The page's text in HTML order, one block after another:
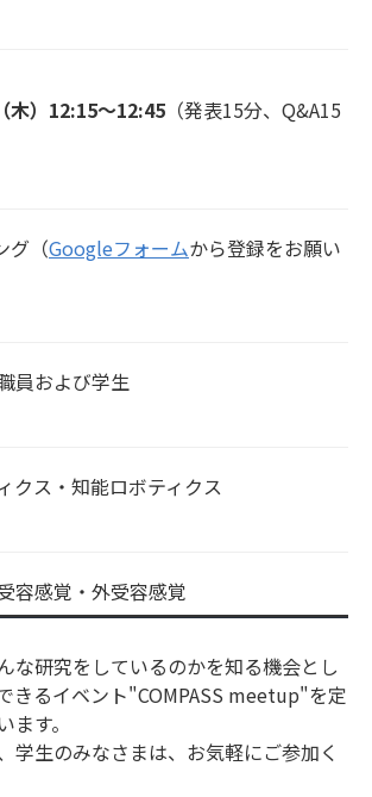
（木）12:15～12:45 （発表15分、Q&A15
グ（Googleフォームから登録をお願い
員および学生
クス・知能ロボティクス
容感覚・外受容感覚
な研究をしているのかを知る機会とし
きるイベント"COMPASS meetup"を定
す。
学生のみなさまは、お気軽にご参加く